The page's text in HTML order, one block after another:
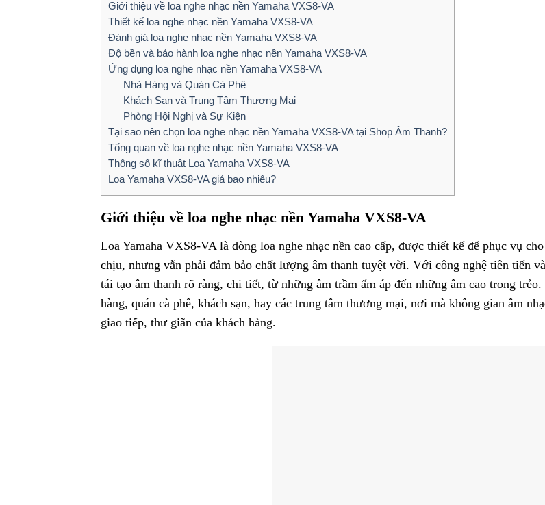
Giới thiệu về loa nghe nhạc nền Yamaha VXS8-VA
Thiết kế loa nghe nhạc nền Yamaha VXS8-VA
Đánh giá loa nghe nhạc nền Yamaha VXS8-VA
Độ bền và bảo hành loa nghe nhạc nền Yamaha VXS8-VA
Ứng dụng loa nghe nhạc nền Yamaha VXS8-VA
Nhà Hàng và Quán Cà Phê
Khách Sạn và Trung Tâm Thương Mại
Phòng Hội Nghị và Sự Kiện
Tại sao nên chọn loa nghe nhạc nền Yamaha VXS8-VA tại Shop Âm Thanh?
Tổng quan về loa nghe nhạc nền Yamaha VXS8-VA
Thông số kĩ thuật Loa Yamaha VXS8-VA
Loa Yamaha VXS8-VA giá bao nhiêu?
Giới thiệu về loa nghe nhạc nền Yamaha VXS8-VA
Loa Yamaha VXS8-VA là dòng loa nghe nhạc nền cao cấp, được thiết kế để phục vụ
chịu, nhưng vẫn phải đảm bảo chất lượng âm thanh tuyệt vời. Với công nghệ tiên tiến
tái tạo âm thanh rõ ràng, chi tiết, từ những âm trầm ấm áp đến những âm cao trong
hàng, quán cà phê, khách sạn, hay các trung tâm thương mại, nơi mà không gian âm
giao tiếp, thư giãn của khách hàng.